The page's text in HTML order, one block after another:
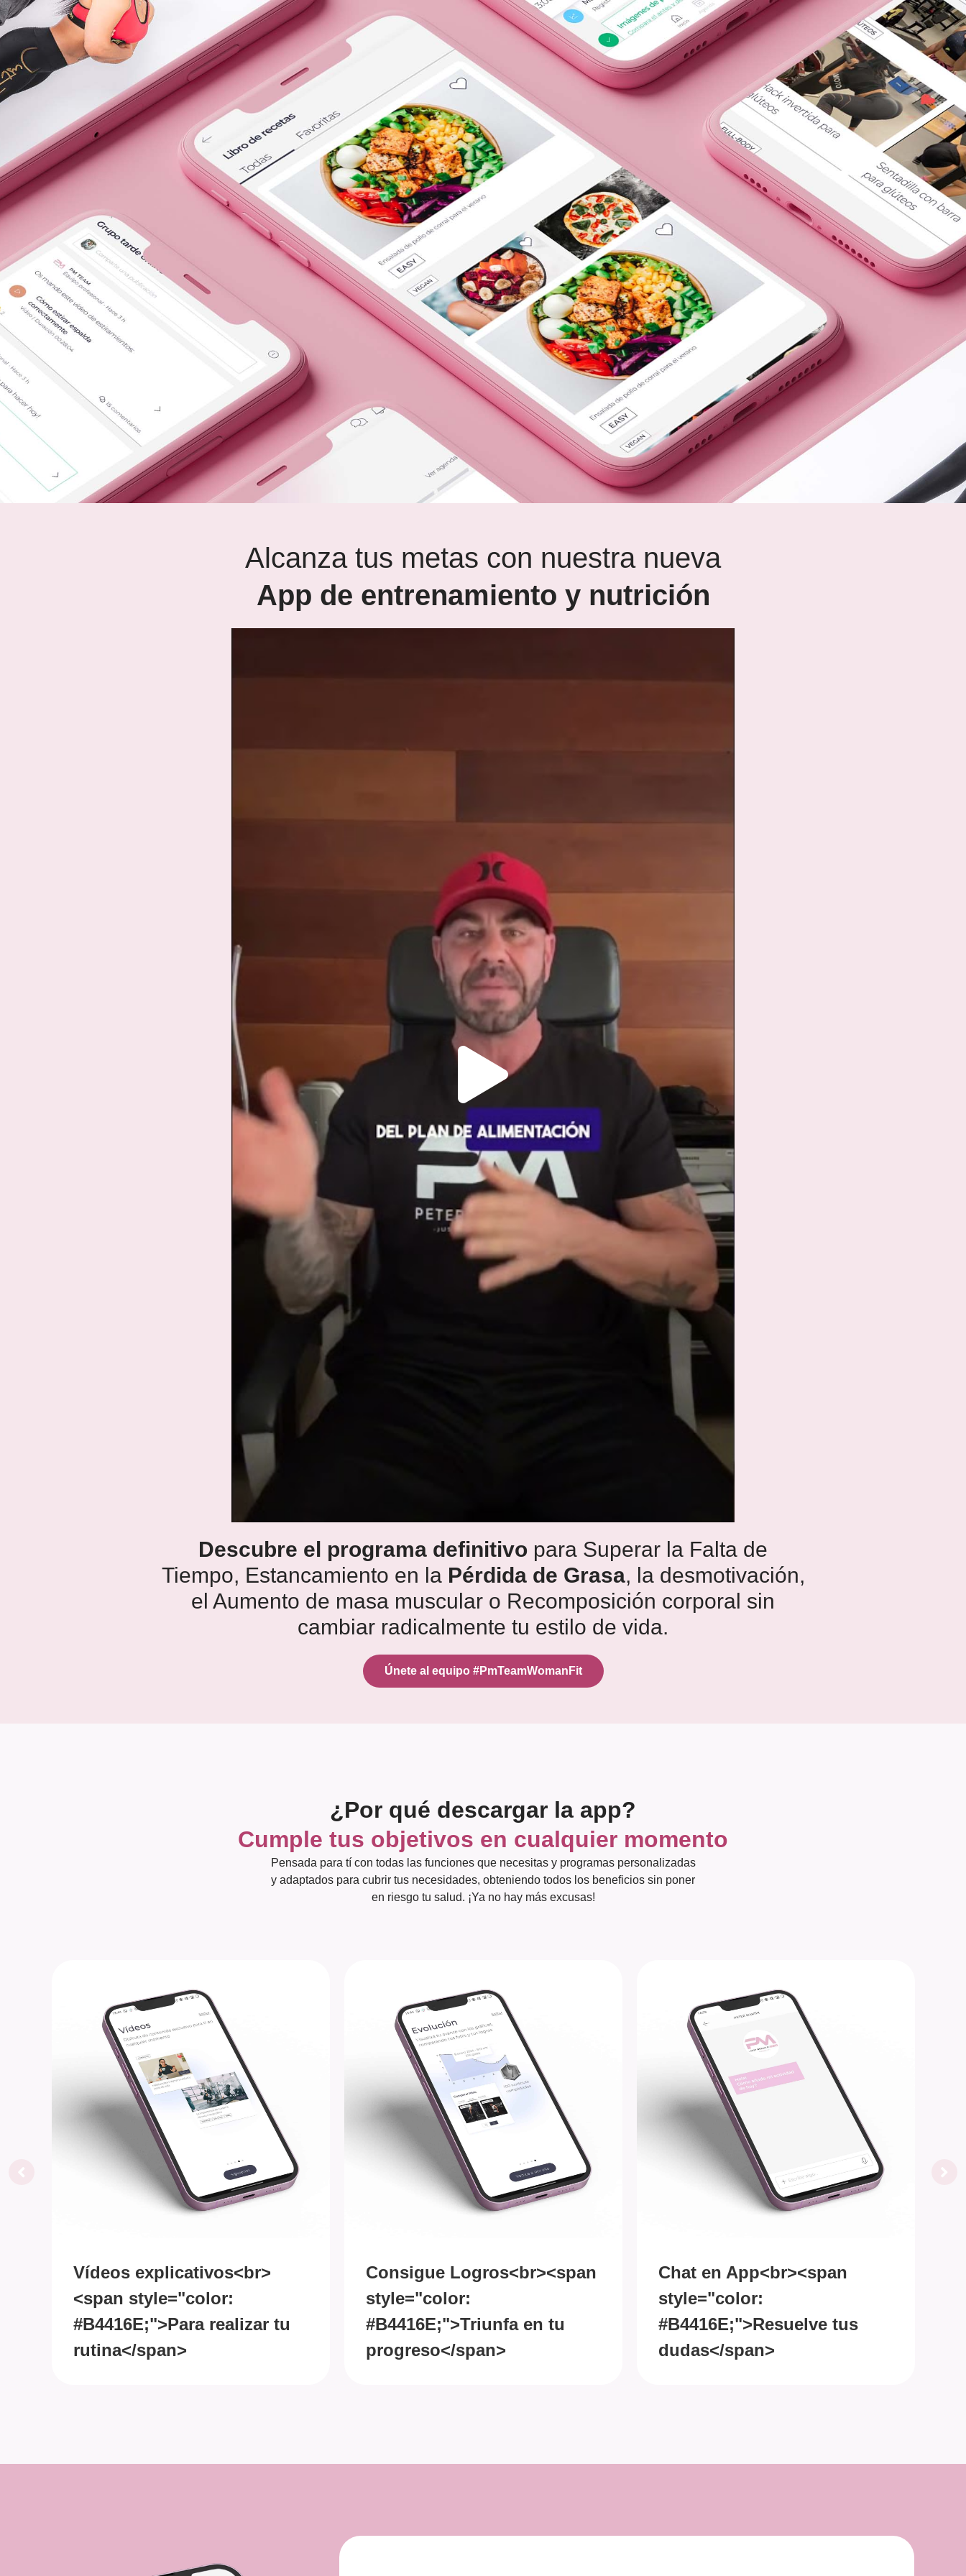
Alcanza tus metas con nuestra nueva
App de entrenamiento y nutrición
Descubre el programa definitivo para Superar la Falta de
Tiempo, Estancamiento en la Pérdida de Grasa, la desmotivación,
el Aumento de masa muscular o Recomposición corporal sin
cambiar radicalmente tu estilo de vida.
Únete al equipo #PmTeamWomanFit
¿Por qué descargar la app?
Cumple tus objetivos en cualquier momento
Pensada para tí con todas las funciones que necesitas y programas personalizadas
y adaptados para cubrir tus necesidades, obteniendo todos los beneficios sin poner
en riesgo tu salud. ¡Ya no hay más excusas!
Vídeos explicativos<br>
<span style="color:
#B4416E;">Para realizar tu
rutina</span>
Consigue Logros<br><span
style="color:
#B4416E;">Triunfa en tu
progreso</span>
Chat en App<br><span
style="color:
#B4416E;">Resuelve tus
dudas</span>